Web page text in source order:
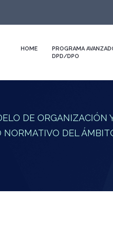
HOME
PROGRAMA
DPD/DPO
DE ORGANIZACIÓN
DEL